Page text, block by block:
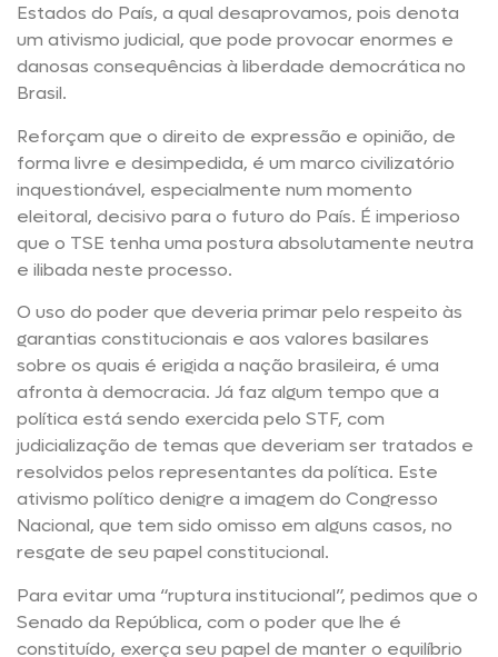
Estados do País, a qual desaprovamos, pois denota
um ativismo judicial, que pode provocar enormes e
danosas consequências à liberdade democrática no
Brasil.
Reforçam que o direito de expressão e opinião, de
forma livre e desimpedida, é um marco civilizatório
inquestionável, especialmente num momento
eleitoral, decisivo para o futuro do País. É imperioso
que o TSE tenha uma postura absolutamente neutra
e ilibada neste processo.
O uso do poder que deveria primar pelo respeito às
garantias constitucionais e aos valores basilares
sobre os quais é erigida a nação brasileira, é uma
afronta à democracia. Já faz algum tempo que a
política está sendo exercida pelo STF, com
judicialização de temas que deveriam ser tratados e
resolvidos pelos representantes da política. Este
ativismo político denigre a imagem do Congresso
Nacional, que tem sido omisso em alguns casos, no
resgate de seu papel constitucional.
Para evitar uma “ruptura institucional”, pedimos que o
Senado da República, com o poder que lhe é
constituído, exerça seu papel de manter o equilíbrio